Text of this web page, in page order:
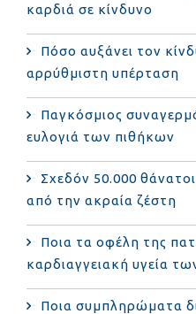
καρδιά σε κίνδυνο
Πόσο αυξάνει τον
αρρύθμιστη υπέρταση
Παγκόσμιος
ευλογιά των πιθήκων
Σχεδόν 50.000
από την ακραία ζέστη
Ποια τα οφέλη της
καρδιαγγειακή υγεία
Ποια συμπληρώματα